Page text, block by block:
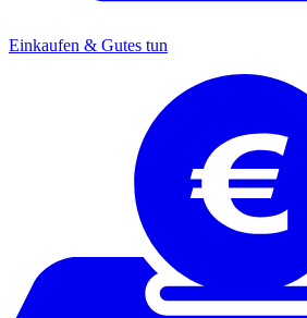
Einkaufen & Gutes tun